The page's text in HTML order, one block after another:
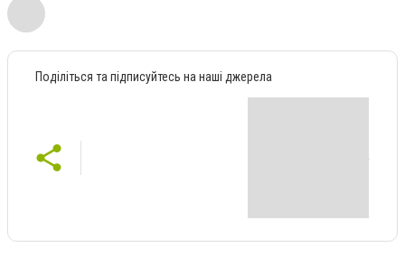
Поділіться та підписуйтесь на наші джерела